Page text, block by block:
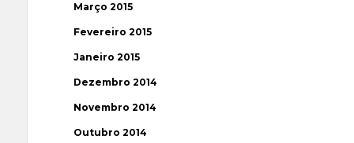
Março 2015
Fevereiro 2015
Janeiro 2015
Dezembro 2014
Novembro 2014
Outubro 2014